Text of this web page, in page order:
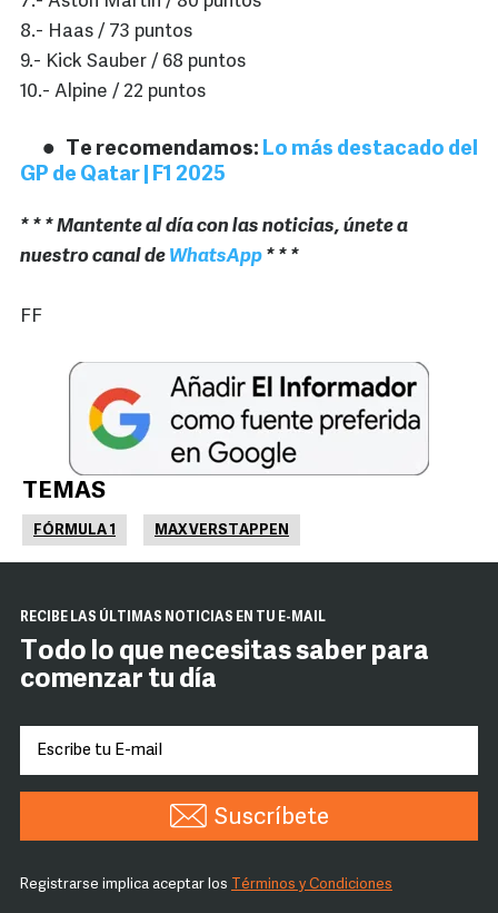
8.- Haas / 73 puntos
9.- Kick Sauber / 68 puntos
10.- Alpine / 22 puntos
Te recomendamos: Lo más destacado del
GP de Qatar | F1 2025
* * * Mantente al día con las noticias, únete a
nuestro canal de WhatsApp * * *
FF
TEMAS
FÓRMULA 1 MAX VERSTAPPEN
RECIBE LAS ÚLTIMAS NOTICIAS EN TU E-MAIL
Todo lo que necesitas saber para
comenzar tu día
Suscríbete
Registrarse implica aceptar los Términos y Condiciones